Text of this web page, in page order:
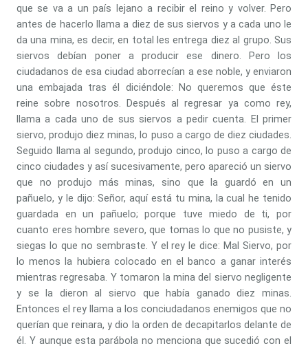
que se va a un país lejano a recibir el reino y volver. Pero
antes de hacerlo llama a diez de sus siervos y a cada uno le
da una mina, es decir, en total les entrega diez al grupo. Sus
siervos debían poner a producir ese dinero. Pero los
ciudadanos de esa ciudad aborrecían a ese noble, y enviaron
una embajada tras él diciéndole: No queremos que éste
reine sobre nosotros. Después al regresar ya como rey,
llama a cada uno de sus siervos a pedir cuenta. El primer
siervo, produjo diez minas, lo puso a cargo de diez ciudades.
Seguido llama al segundo, produjo cinco, lo puso a cargo de
cinco ciudades y así sucesivamente, pero apareció un siervo
que no produjo más minas, sino que la guardó en un
pañuelo, y le dijo: Señor, aquí está tu mina, la cual he tenido
guardada en un pañuelo; porque tuve miedo de ti, por
cuanto eres hombre severo, que tomas lo que no pusiste, y
siegas lo que no sembraste. Y el rey le dice: Mal Siervo, por
lo menos la hubiera colocado en el banco a ganar interés
mientras regresaba. Y tomaron la mina del siervo negligente
y se la dieron al siervo que había ganado diez minas.
Entonces el rey llama a los conciudadanos enemigos que no
querían que reinara, y dio la orden de decapitarlos delante de
él. Y aunque esta parábola no menciona que sucedió con el